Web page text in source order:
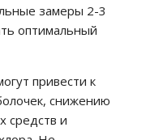
замеры 2-3
оптимальный
привести к
снижению
средств и